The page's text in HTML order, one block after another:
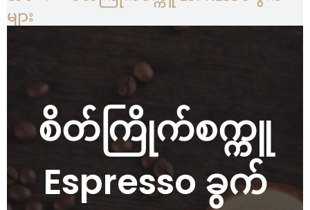
များ
စိတ်ကြိုက်စက္ကူ
Espresso ခွက်